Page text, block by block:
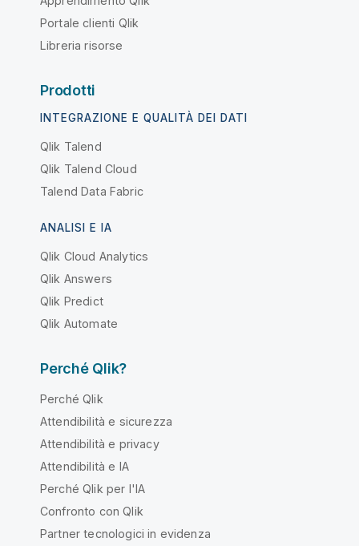
Portale clienti Qlik
Libreria risorse
Prodotti
INTEGRAZIONE E QUALITÀ DEI DATI
Qlik Talend
Qlik Talend Cloud
Talend Data Fabric
ANALISI E IA
Qlik Cloud Analytics
Qlik Answers
Qlik Predict
Qlik Automate
Perché Qlik?
Perché Qlik
Attendibilità e sicurezza
Attendibilità e privacy
Attendibilità e IA
Perché Qlik per l'IA
Confronto con Qlik
Partner tecnologici in evidenza